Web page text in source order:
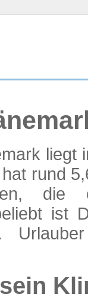
liegt
rund
die
ist